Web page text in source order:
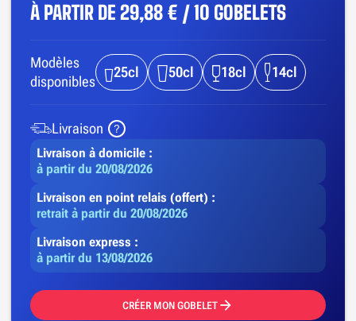
À PARTIR DE 29,88 € / 10 GOBELETS
Modèles
disponibles
25cl 50cl 18cl 14cl
Livraison
Livraison à domicile :
à partir du 20/08/2026
Livraison en point relais (offert) :
retrait à partir du 20/08/2026
Livraison express :
à partir du 13/08/2026
CRÉER MON GOBELET